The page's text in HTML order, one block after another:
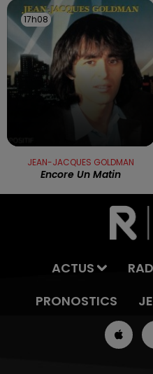
17h08
17h08
JEAN-JACQUES GOLDMAN
Encore Un Matin
ACTUS
PRONOSTICS